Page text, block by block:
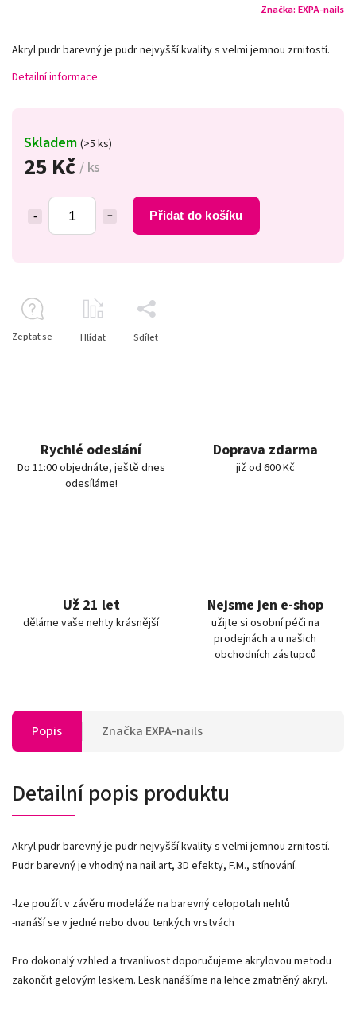
Značka: EXPA-nails
25 Kč/ ks
Přidat do košíku
Skladem (>5 ks)
Akryl pudr barevný je pudr nejvyšší kvality s velmi jemnou zrnitostí.
Detailní informace
Zeptat se Hlídat Sdílet
Rychlé odeslání
Do 11:00 objednáte, ještě dnes
odesíláme!
Doprava zdarma
již od 600 Kč
Už 21 let
děláme vaše nehty krásnější
Nejsme jen e-shop
užijte si osobní péči na
prodejnách a u našich
obchodních zástupců
Popis Značka EXPA-nails
Detailní popis produktu
Akryl pudr barevný je pudr nejvyšší kvality s velmi jemnou zrnitostí.
Pudr barevný je vhodný na nail art, 3D efekty, F.M., stínování.
-lze použít v závěru modeláže na barevný celopotah nehtů
-nanáší se v jedné nebo dvou tenkých vrstvách
Pro dokonalý vzhled a trvanlivost doporučujeme akrylovou metodu
zakončit gelovým leskem. Lesk nanášíme na lehce zmatněný akryl.